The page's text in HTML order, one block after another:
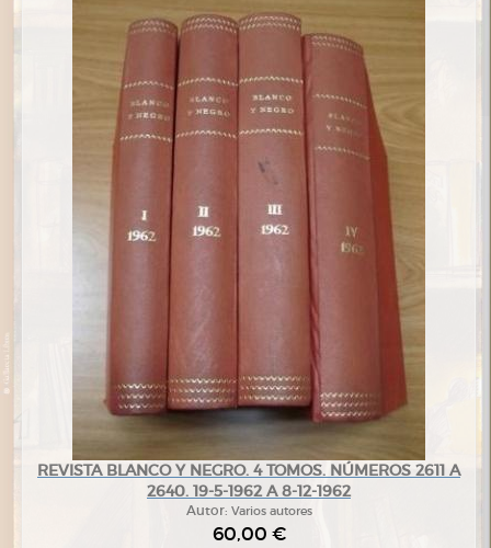
REVISTA BLANCO Y NEGRO. 4 TOMOS. NÚMEROS 2611 A
2640. 19-5-1962 A 8-12-1962
Autor: Varios autores
60,00 €